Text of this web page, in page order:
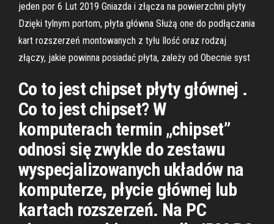
jeden por 6 Lut 2019 Gniazda i złącza na powierzchni płyty
Dzięki tylnym portom, płyta główna Służą one do podłączania
kart rozszerzeń montowanych z tyłu Ilość oraz rodzaj
złączy, jakie powinna posiadać płyta, zależy od Obecnie syst
Co to jest chipset płyty głównej .
Co to jest chipset? W
komputerach termin „chipset”
odnosi się zwykle do zestawu
wyspecjalizowanych układów na
komputerze, płycie głównej lub
kartach rozszerzeń. Na PC